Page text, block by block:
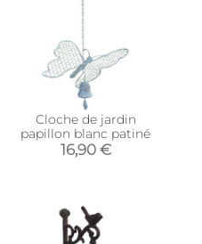
Cloche de jardin
papillon blanc patiné
16,90 €